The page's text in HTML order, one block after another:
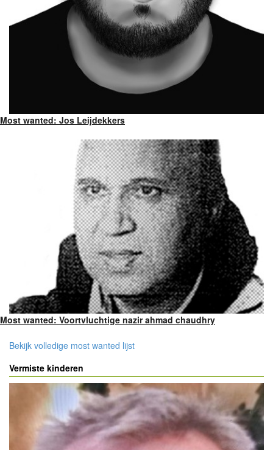
Most wanted: Jos Leijdekkers
Most wanted: Voortvluchtige nazir ahmad chaudhry
Bekijk volledige most wanted lijst
Vermiste kinderen